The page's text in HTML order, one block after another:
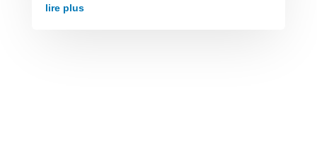
lire plus